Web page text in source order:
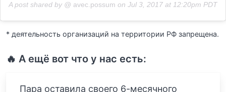
A post shared by @ avec.possum on Jul 3, 2017 at 12:20pm PDT
* деятельность организаций на территории РФ запрещена.
🔥 А ещё вот что у нас есть:
Пара оставила своего 6-месячного